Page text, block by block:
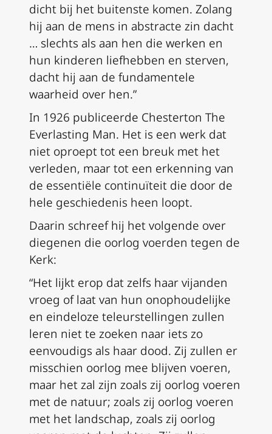
dicht bij het buitenste komen. Zolang
hij aan de mens in abstracte zin dacht
… slechts als aan hen die werken en
hun kinderen liefhebben en sterven,
dacht hij aan de fundamentele
waarheid over hen.”
In 1926 publiceerde Chesterton The
Everlasting Man. Het is een werk dat
niet oproept tot een breuk met het
verleden, maar tot een erkenning van
de essentiële continuïteit die door de
hele geschiedenis heen loopt.
Daarin schreef hij het volgende over
diegenen die oorlog voerden tegen de
Kerk:
“Het lijkt erop dat zelfs haar vijanden
vroeg of laat van hun onophoudelijke
en eindeloze teleurstellingen zullen
leren niet te zoeken naar iets zo
eenvoudigs als haar dood. Zij zullen er
misschien oorlog mee blijven voeren,
maar het zal zijn zoals zij oorlog voeren
met de natuur; zoals zij oorlog voeren
met het landschap, zoals zij oorlog